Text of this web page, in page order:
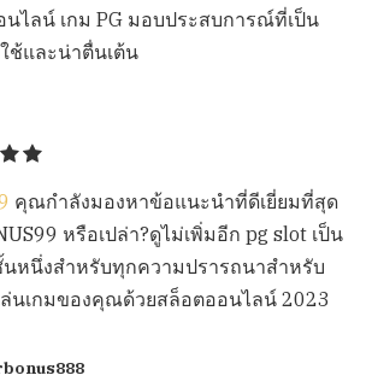
นไลน์ เกม PG มอบประสบการณ์ที่เป็น
ช้และน่าตื่นเต้น
คุณกำลังมองหาข้อแนะนำที่ดีเยี่ยมที่สุด
หรือเปล่า?ดูไม่เพิ่มอีก pg slot เป็น
หนึ่งสำหรับทุกความปรารถนาสำหรับ
ล่นเกมของคุณด้วยสล็อตออนไลน์ 2023